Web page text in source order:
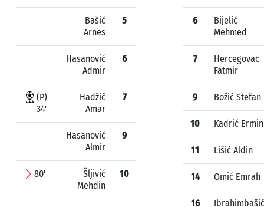
Bašić
Arnes
5
Hasanović
Admir
6
(P)
34'
Hadžić
Amar
7
Hasanović
Almir
9
80'
Šljivić
Mehdin
10
6
Bijelić
Mehmed
7
Hercegovac
Fatmir
9 Božić Stefan
10 Kadrić Ermin
11 Lišić Aldin
14 Omić Emrah
16
Ibrahimbašić